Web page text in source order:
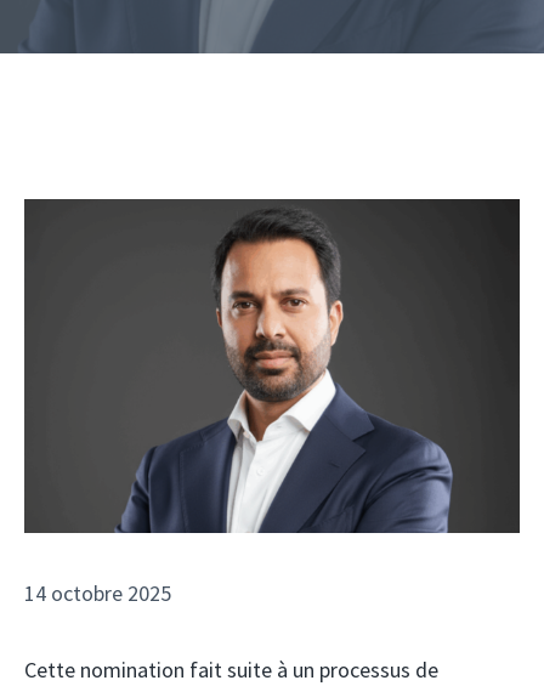
14 octobre 2025
Cette nomination fait suite à un processus de